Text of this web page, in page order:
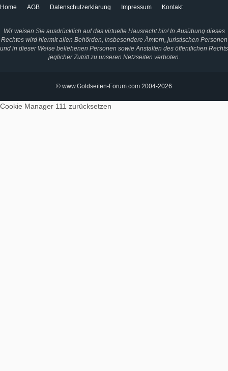
Home AGB Datenschutzerklärung Impressum Kontakt
Wir weisen Sie ausdrücklich auf das virtuelle Hausrecht hin! In Ausübung dieses
Rechtes wird hiermit allen Behörden, insbesondere Ämtern, juristischen Personen
und in dieser Weise beliehenen Personen sowie Anstalten des öffentlichen Rechts
jeglicher Zutritt zu unseren Netzseiten verboten.
© www.Goldseiten-Forum.com 2004-2026
Cookie Manager 111 zurücksetzen